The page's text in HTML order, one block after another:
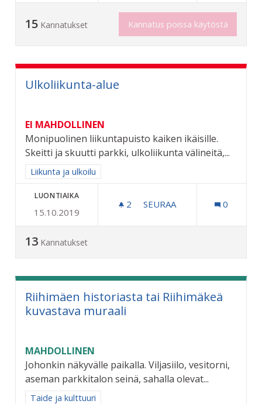
15 Kannatukset Kannatus poissa käytöstä
Ulkoliikunta-alue
EI MAHDOLLINEN
Monipuolinen liikuntapuisto kaiken ikäisille.
Skeitti ja skuutti parkki, ulkoliikunta välineitä,...
Rajaa tulokset aihepiirin mukaan: Liikunta ja ulkoilu
Liikunta ja ulkoilu
LUONTIAIKA
15.10.2019
2 2 SEURAAJAA
SEURAA 0
13 Kannatukset
Riihimäen historiasta tai Riihimäkeä
kuvastava muraali
MAHDOLLINEN
Johonkin näkyvälle paikalla. Viljasiilo, vesitorni,
aseman parkkitalon seinä, sahalla olevat...
Rajaa tulokset aihepiirin mukaan: Taide ja kulttuuri
Taide ja kulttuuri